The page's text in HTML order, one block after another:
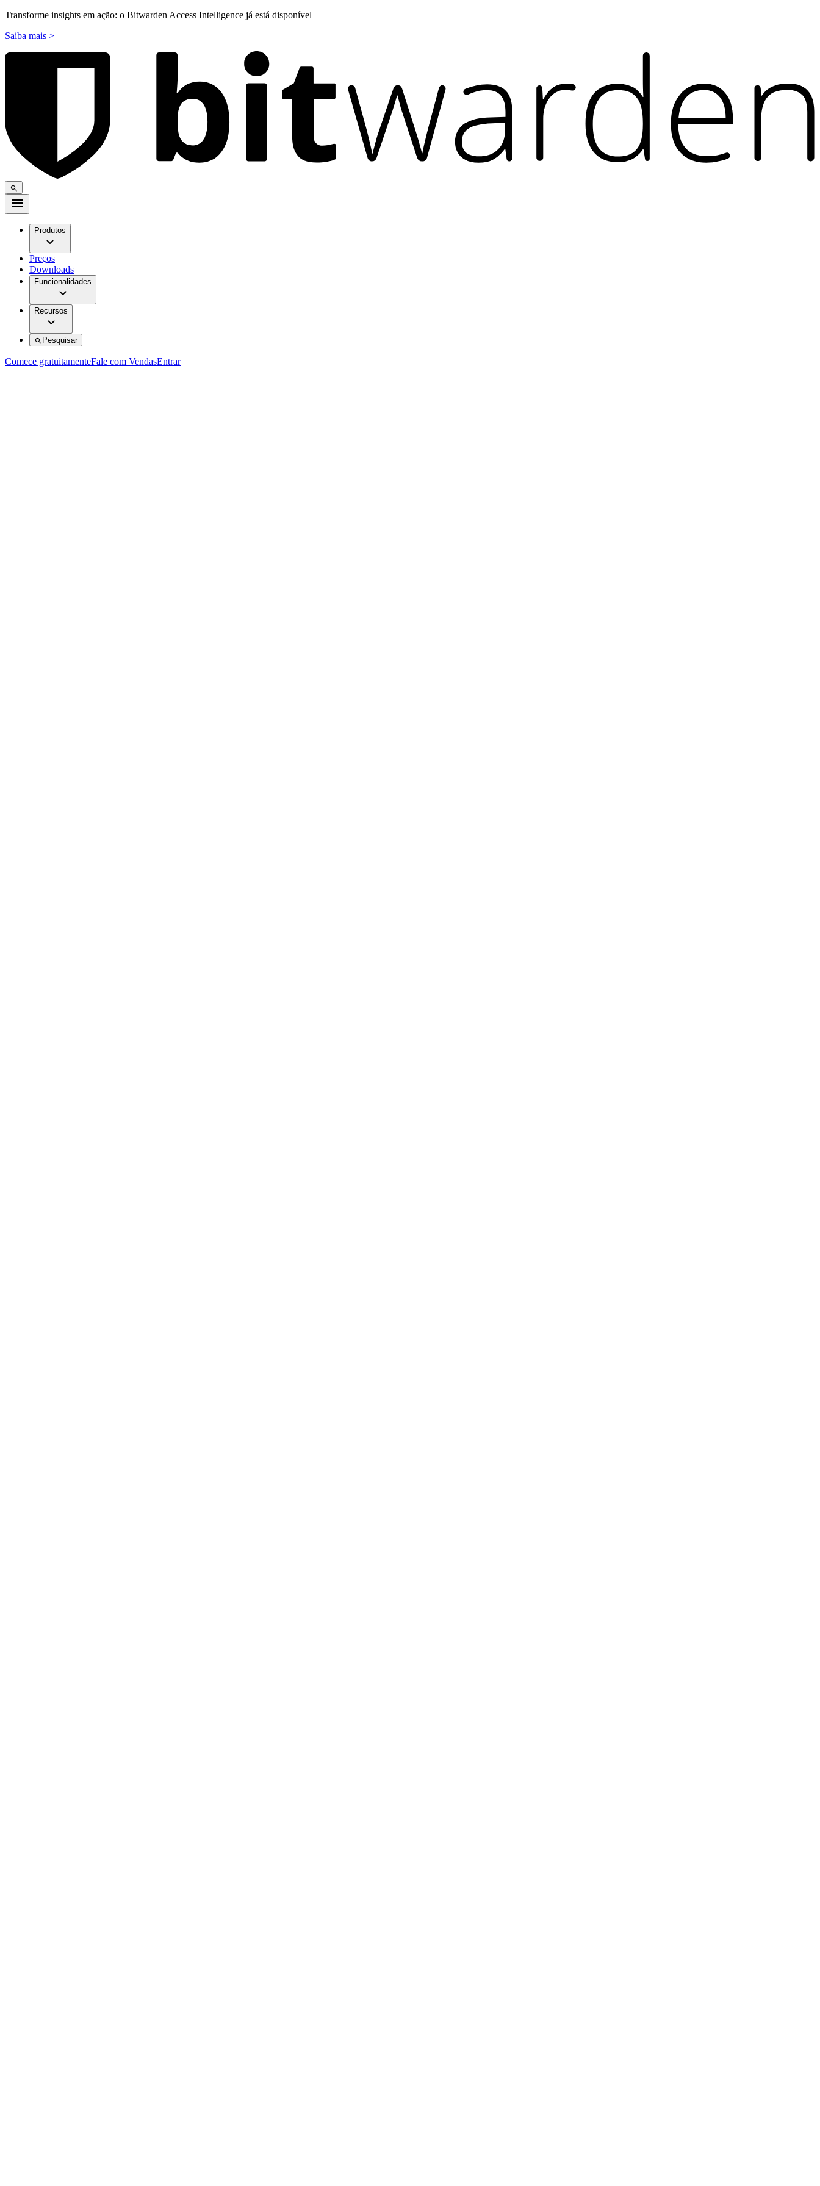
Transforme insights em ação: o Bitwarden Access Intelligence já está disponível
Saiba mais >
Produtos
Preços
Downloads
Funcionalidades
Recursos
Pesquisar
Comece gratuitamenteFale com VendasEntrar